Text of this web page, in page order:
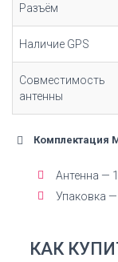
Разъём
Наличие GPS
Совместимость
антенны
Комплектация
Антенна —
Упаковка —
КАК